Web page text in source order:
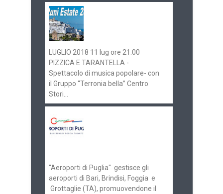
LUGLIO 2018 11 lug ore 21.00
PIZZICA E TARANTELLA -
Spettacolo di musica popolare- con
il Gruppo “Terronia bella” Centro
Stori...
"Aeroporti di Puglia" gestisce gli
aeroporti di Bari, Brindisi, Foggia e
Grottaglie (TA), promuovendone il